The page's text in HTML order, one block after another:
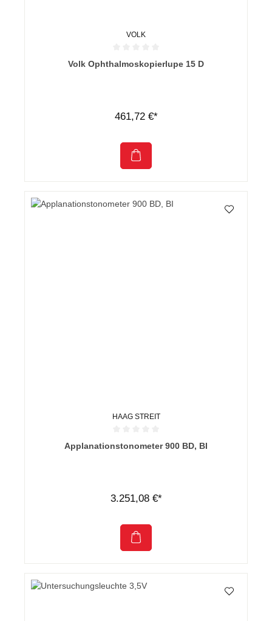
VOLK
Durchschnittliche Bewertung von 0 von 5 Sternen
Volk Ophthalmoskopierlupe 15 D
461,72 €*
HAAG STREIT
Durchschnittliche Bewertung von 0 von 5 Sternen
Applanationstonometer 900 BD, BI
3.251,08 €*